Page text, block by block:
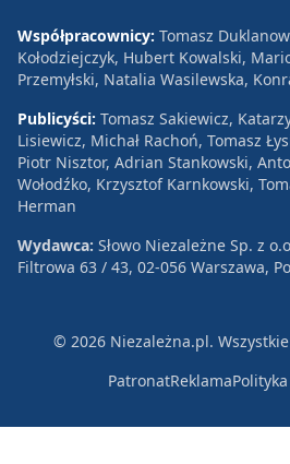
Współpracownicy: Tomasz
Kołodziejczyk, Hubert Kowalski,
Przemyłski, Natalia Wasilewska,
Publicyści: Tomasz Sakiewicz,
Lisiewicz, Michał Rachoń, Tomasz
Piotr Nisztor, Adrian Stankowski,
Wołodźko, Krzysztof Karnkowski,
Herman
Wydawca: Słowo Niezależne Sp. z
Filtrowa 63 / 43, 02-056 Warszawa,
© 2026 Niezależna.pl.
PatronatReklama